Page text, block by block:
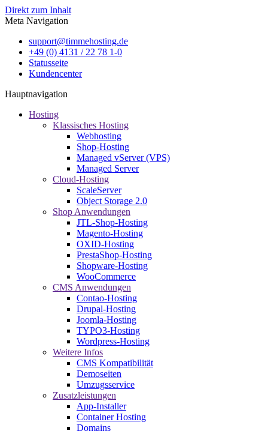
Direkt zum Inhalt
Meta Navigation
support@timmehosting.de
+49 (0) 4131 / 22 78 1-0
Statusseite
Kundencenter
Hauptnavigation
Hosting
Klassisches Hosting
Webhosting
Shop-Hosting
Managed vServer (VPS)
Managed Server
Cloud-Hosting
ScaleServer
Object Storage 2.0
Shop Anwendungen
JTL-Shop-Hosting
Magento-Hosting
OXID-Hosting
PrestaShop-Hosting
Shopware-Hosting
WooCommerce
CMS Anwendungen
Contao-Hosting
Drupal-Hosting
Joomla-Hosting
TYPO3-Hosting
Wordpress-Hosting
Weitere Infos
CMS Kompatibilität
Demoseiten
Umzugsservice
Zusatzleistungen
App-Installer
Container Hosting
Domains